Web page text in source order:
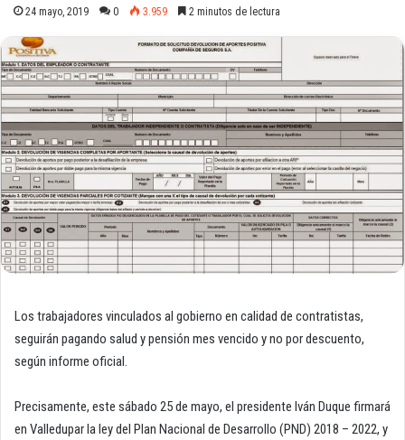
24 mayo, 2019 0 3.959 2 minutos de lectura
Los trabajadores vinculados al gobierno en calidad de contratistas,
seguirán pagando salud y pensión mes vencido y no por descuento,
según informe oficial.
Precisamente, este sábado 25 de mayo, el presidente Iván Duque firmará
en Valledupar la ley del Plan Nacional de Desarrollo (PND) 2018 – 2022, y